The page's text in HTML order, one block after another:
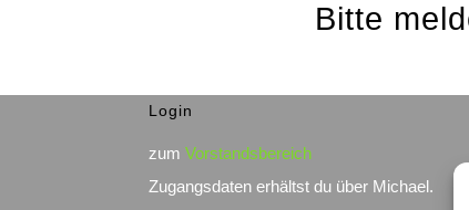
Bitte
Login
zumVorstandsbereich
Zugangsdaten erhältst du über Michael.